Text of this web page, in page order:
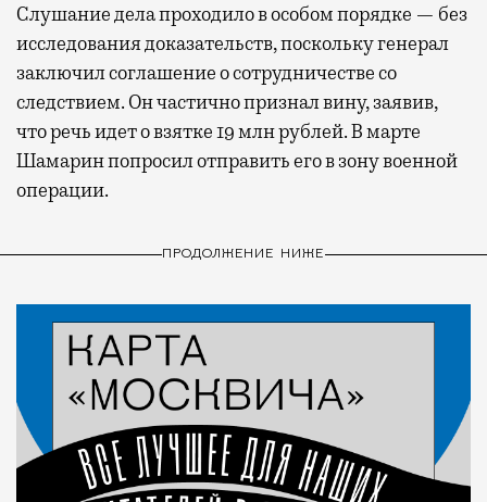
Слушание дела проходило в особом порядке — без
исследования доказательств, поскольку генерал
заключил соглашение о сотрудничестве со
следствием. Он частично признал вину, заявив,
что речь идет о взятке 19 млн рублей. В марте
Шамарин попросил отправить его в зону военной
операции.
ПРОДОЛЖЕНИЕ НИЖЕ